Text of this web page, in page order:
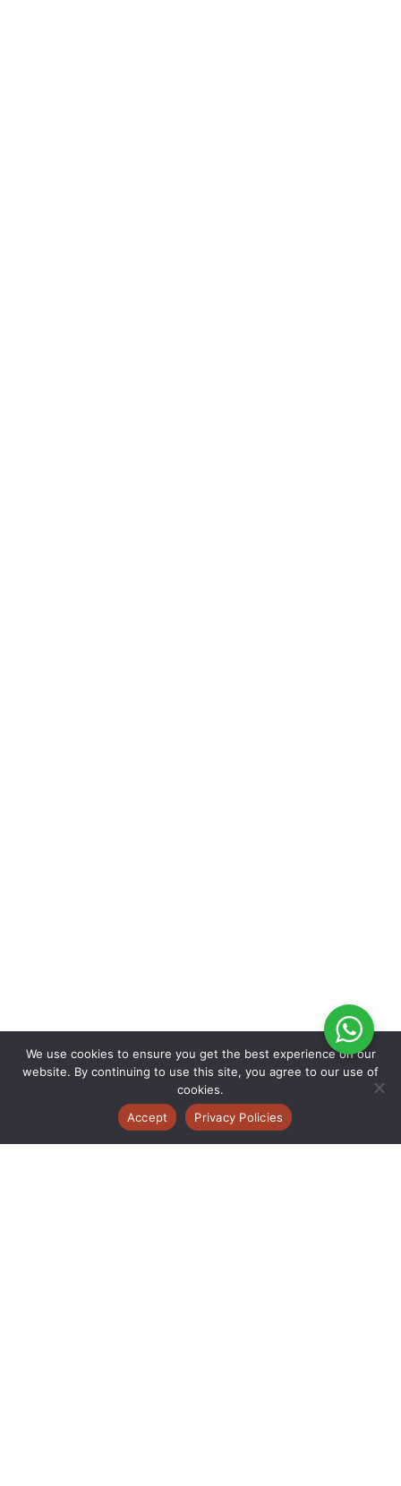
We use cookies to ensure you get the best experience on our
website. By continuing to use this site, you agree to our use of
cookies.
Accept
Privacy Policies